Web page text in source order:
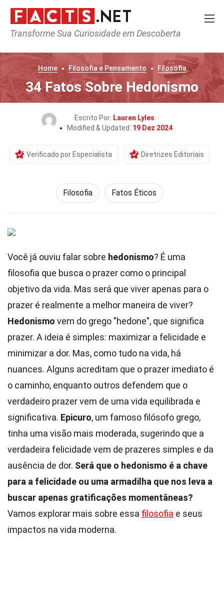
Transforme Sua Curiosidade em Descoberta
Home Filosofia e Pensamento Filosofia
34 Fatos Sobre Hedonismo
Escrito Por: Lauren Lyles
Modified & Updated: 19 Dez 2024
Verificado por Especialista Diretrizes Editoriais
Filosofia Fatos Éticos
Você já ouviu falar sobre hedonismo? É uma
filosofia que busca o prazer como o principal
objetivo da vida. Mas será que viver apenas para o
prazer é realmente a melhor maneira de viver?
Hedonismo vem do grego "hedone", que significa
prazer. A ideia é simples: maximizar a felicidade e
minimizar a dor. Mas, como tudo na vida, há
nuances. Alguns acreditam que o prazer imediato é
o caminho, enquanto outros defendem que o
verdadeiro prazer vem de uma vida equilibrada e
significativa. Epicuro, um famoso filósofo grego,
tinha uma visão mais moderada, sugerindo que a
verdadeira felicidade vem de prazeres simples e da
ausência de dor. Será que o hedonismo é a chave
para a felicidade ou uma armadilha que nos leva a
buscar apenas gratificações momentâneas?
Vamos explorar mais sobre essa filosofia e seus
impactos na vida moderna.